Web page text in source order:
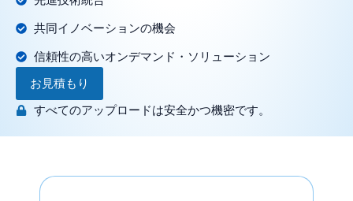
共同イノベーションの機会
信頼性の高いオンデマンド・ソリューション
お見積もり
すべてのアップロードは安全かつ機密です。